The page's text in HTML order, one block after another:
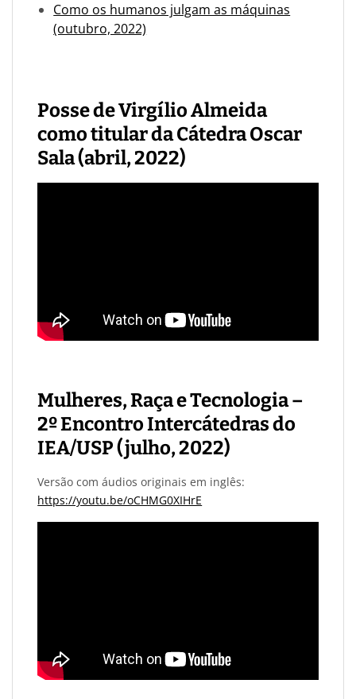
Como os humanos julgam as máquinas
(outubro, 2022)
Posse de Virgílio Almeida
como titular da Cátedra Oscar
Sala (abril, 2022)
Mulheres, Raça e Tecnologia –
2º Encontro Intercátedras do
IEA/USP (julho, 2022)
Versão com áudios originais em inglês:
https://youtu.be/oCHMG0XIHrE